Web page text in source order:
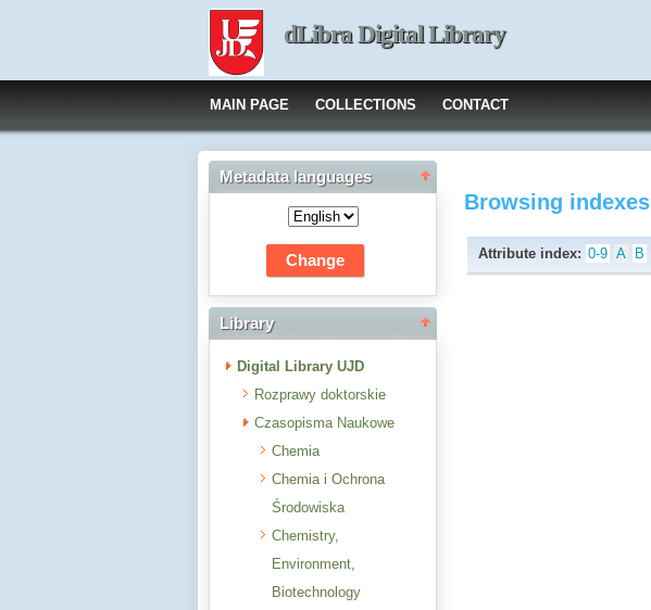
dLibra Digital Library
MAIN PAGE COLLECTIONS CONTACT
Metadata languages
Library
Digital Library UJD
Rozprawy doktorskie
Czasopisma Naukowe
Chemia
Chemia i Ochrona
Środowiska
Chemistry,
Environment,
Biotechnology
Browsing indexes
Attribute index: 0-9 A B